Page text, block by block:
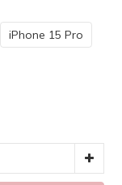
iPhone 15 Pro